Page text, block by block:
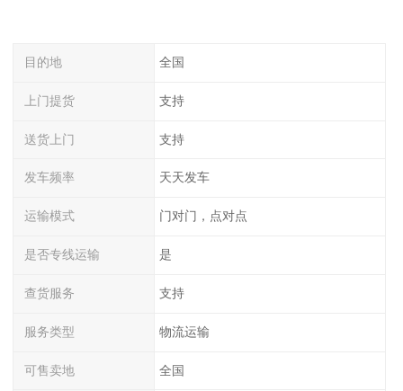
目的地 全国
上门提货 支持
送货上门 支持
发车频率 天天发车
运输模式 门对门，点对点
是否专线运输 是
查货服务 支持
服务类型 物流运输
可售卖地 全国